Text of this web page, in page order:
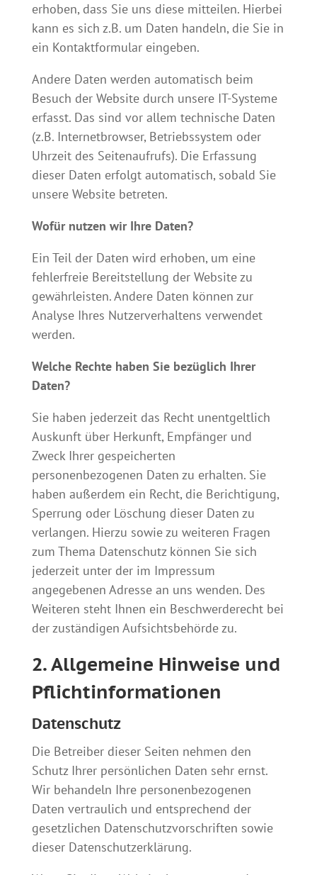
erhoben, dass Sie uns diese mitteilen. Hierbei
kann es sich z.B. um Daten handeln, die Sie in
ein Kontaktformular eingeben.
Andere Daten werden automatisch beim
Besuch der Website durch unsere IT-Systeme
erfasst. Das sind vor allem technische Daten
(z.B. Internetbrowser, Betriebssystem oder
Uhrzeit des Seitenaufrufs). Die Erfassung
dieser Daten erfolgt automatisch, sobald Sie
unsere Website betreten.
Wofür nutzen wir Ihre Daten?
Ein Teil der Daten wird erhoben, um eine
fehlerfreie Bereitstellung der Website zu
gewährleisten. Andere Daten können zur
Analyse Ihres Nutzerverhaltens verwendet
werden.
Welche Rechte haben Sie bezüglich Ihrer
Daten?
Sie haben jederzeit das Recht unentgeltlich
Auskunft über Herkunft, Empfänger und
Zweck Ihrer gespeicherten
personenbezogenen Daten zu erhalten. Sie
haben außerdem ein Recht, die Berichtigung,
Sperrung oder Löschung dieser Daten zu
verlangen. Hierzu sowie zu weiteren Fragen
zum Thema Datenschutz können Sie sich
jederzeit unter der im Impressum
angegebenen Adresse an uns wenden. Des
Weiteren steht Ihnen ein Beschwerderecht bei
der zuständigen Aufsichtsbehörde zu.
2. Allgemeine Hinweise und
Pflichtinformationen
Datenschutz
Die Betreiber dieser Seiten nehmen den
Schutz Ihrer persönlichen Daten sehr ernst.
Wir behandeln Ihre personenbezogenen
Daten vertraulich und entsprechend der
gesetzlichen Datenschutzvorschriften sowie
dieser Datenschutzerklärung.